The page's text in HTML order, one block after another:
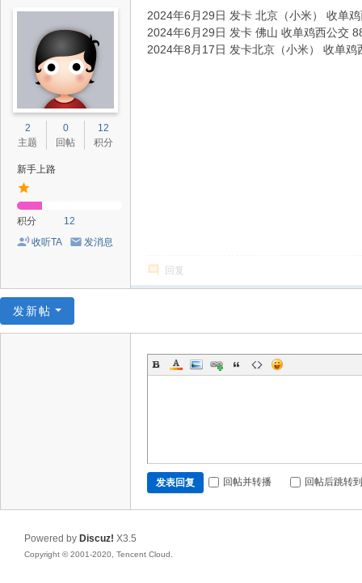
2
主题
0
回帖
12
积分
新手上路
积分
12
收听TA
发消息
2024年6月29日 发卡 北京（小米） 收单
2024年6月29日 发卡 佛山 收单鸡西公交
2024年8月17日 发卡北京（小米） 收单
回复
发新帖
发表回复 回帖并转播 回帖后跳转
Powered by Discuz! X3.5
Copyright © 2001-2020, Tencent Cloud.